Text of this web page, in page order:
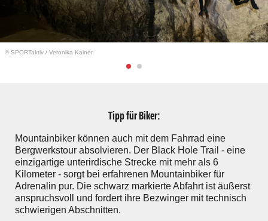
© SPORTaktiv / Veronika Kainer
Tipp für Biker:
Mountainbiker können auch mit dem Fahrrad eine
Bergwerkstour absolvieren. Der Black Hole Trail - eine
einzigartige unterirdische Strecke mit mehr als 6
Kilometer - sorgt bei erfahrenen Mountainbiker für
Adrenalin pur. Die schwarz markierte Abfahrt ist äußerst
anspruchsvoll und fordert ihre Bezwinger mit technisch
schwierigen Abschnitten.